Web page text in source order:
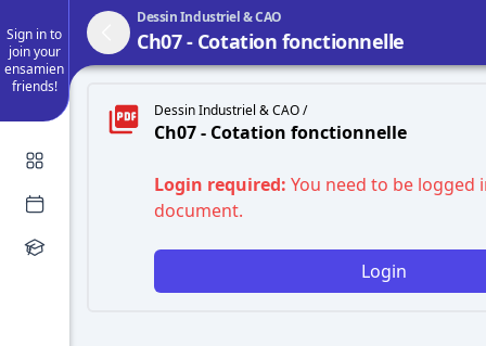
Sign in to
join your
ensamien
friends!
Dessin Industriel & CAO
Ch07 - Cotation fonctionnelle
Dessin Industriel & CAO /
Ch07 - Cotation fonctionnelle
Login required: You need to be logged
document.
Login